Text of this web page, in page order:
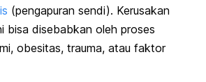
(pengapuran sendi). Kerusakan
bisa disebabkan oleh proses
obesitas, trauma, atau faktor